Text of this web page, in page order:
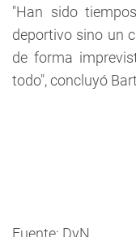
"Han sido
deportivo sino un
de forma
todo", concluyó
Fuente: DyN